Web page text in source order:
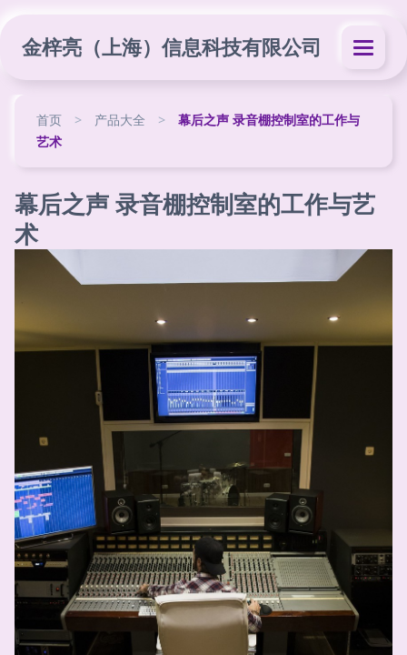
金梓亮（上海）信息科技有限公司
首页 > 产品大全 >
幕后之声 录音棚控制室的工作与
艺术
幕后之声 录音棚控制室的工作与艺
术